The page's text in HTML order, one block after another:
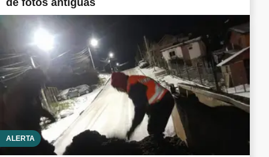
de fotos antiguas
ALERTA